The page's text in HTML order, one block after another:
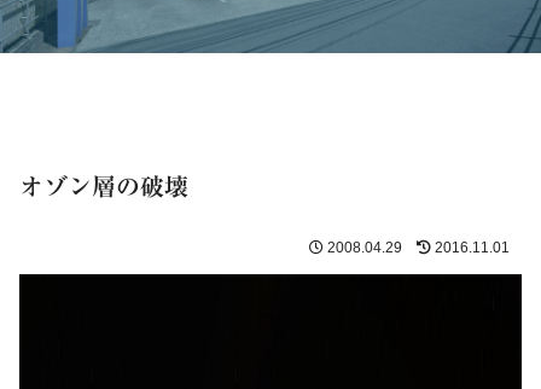
オゾン層の破壊
2008.04.29 2016.11.01